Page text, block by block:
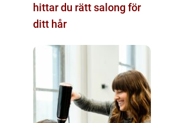
hittar du rätt salong för
ditt hår